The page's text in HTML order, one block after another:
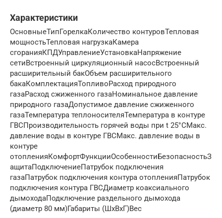
Характеристики
ОсновныеТипГорелкаКоличество контуровТепловая
мощностьТепловая нагрузкаКамера
сгоранияКПДУправлениеУстановкаНапряжение
сетиВстроенный циркуляционный насосВстроенный
расширительный бакОбъем расширительного
бакаКомплектацияТопливоРасход природного
газаРасход сжиженного газаНоминальное давление
природного газаДопустимое давление сжиженного
газаТемпература теплоносителяТемпература в контуре
ГВСПроизводительность горячей воды при t 25°CМакс.
давление воды в контуре ГВСМакс. давление воды в
контуре
отопленияКомфортФункцииОсобенностиБезопасностьЗ
ащитаПодключениеПатрубок подключения
газаПатрубок подключения контура отопленияПатрубок
подключения контура ГВСДиаметр коаксиального
дымоходаПодключение раздельного дымохода
(диаметр 80 мм)Габариты (ШхВхГ)Вес